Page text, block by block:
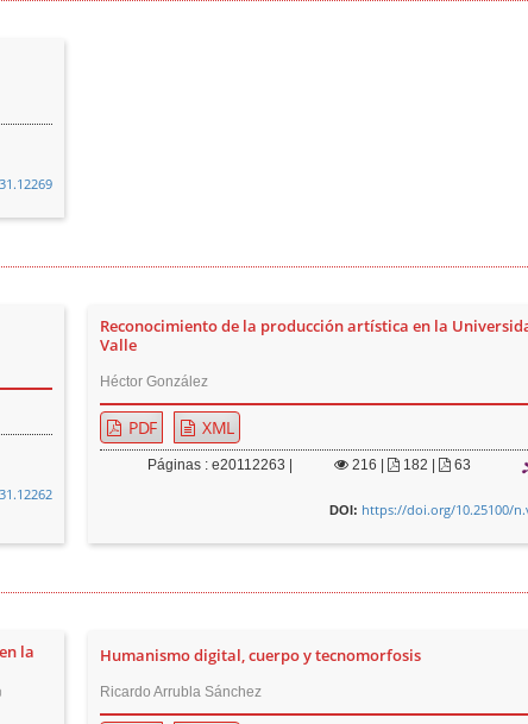
Reconocimiento de la producción artística en la
Valle
Héctor González
PDF XML
Páginas : e20112263 | 216 182 | 63
DOI: https://doi.org/10.25100/
la
Humanismo digital, cuerpo y tecnomorfosis
Ricardo Arrubla Sánchez